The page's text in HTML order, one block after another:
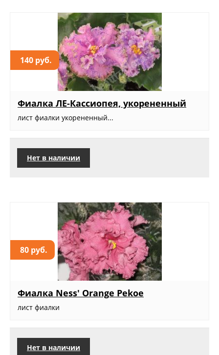
140 руб.
Фиалка ЛЕ-Кассиопея, укорененный
лист фиалки укорененный...
Нет в наличии
80 руб.
Фиалка Ness' Orange Pekoe
лист фиалки
Нет в наличии